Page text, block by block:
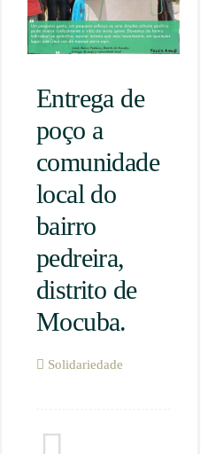
Entrega de
poço a
comunidade
local do
bairro
pedreira,
distrito de
Mocuba.
Solidariedade